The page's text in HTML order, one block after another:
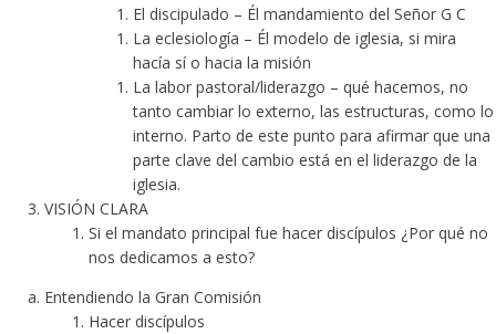
El discipulado – Él mandamiento del Señor G C
La eclesiología – Él modelo de iglesia, si mira
hacía sí o hacia la misión
La labor pastoral/liderazgo – qué hacemos, no
tanto cambiar lo externo, las estructuras, como lo
interno. Parto de este punto para afirmar que una
parte clave del cambio está en el liderazgo de la
iglesia.
VISIÓN CLARA
Si el mandato principal fue hacer discípulos ¿Por qué no
nos dedicamos a esto?
Entendiendo la Gran Comisión
Hacer discípulos